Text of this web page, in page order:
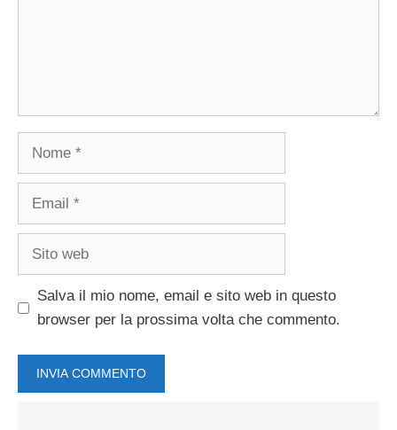
Nome
Email
Sito
Salva il mio nome, email e sito web in questo
browser per la prossima volta che commento.